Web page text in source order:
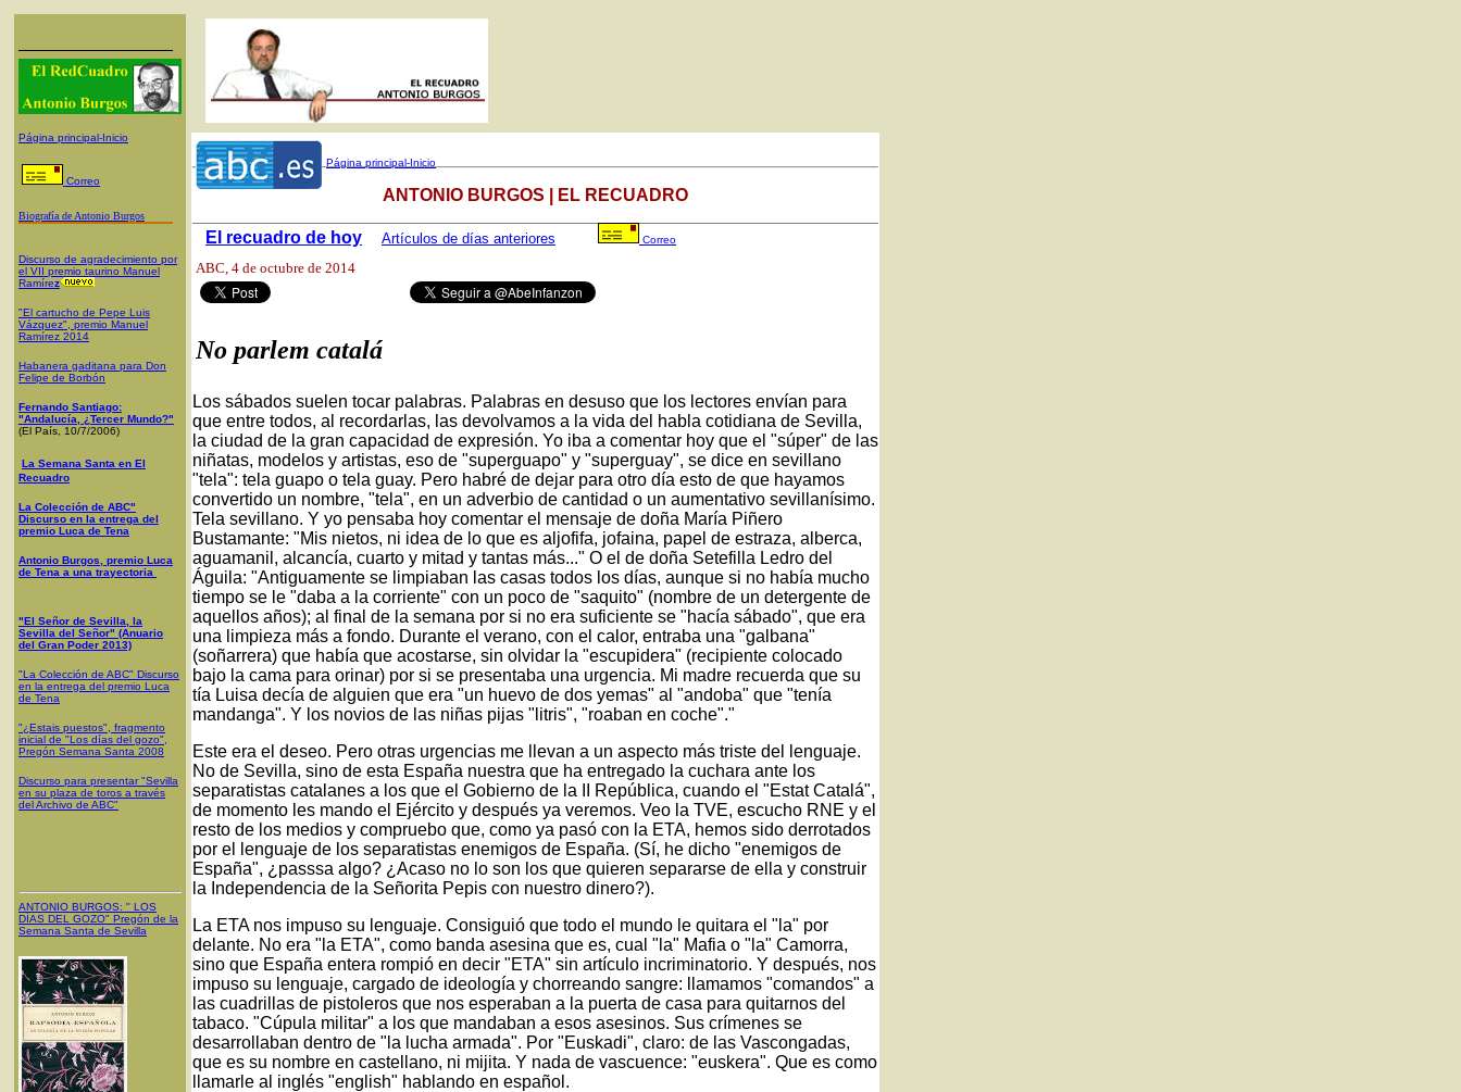
Página principal-Inicio
Correo
Biografía de Antonio Burgos
Discurso de agradecimiento por
el VII premio taurino Manuel
Ramírez
"El cartucho de Pepe Luis
Vázquez", premio Manuel
Ramírez 2014
Habanera gaditana para Don
Felipe de Borbón
Fernando Santiago:
"Andalucía, ¿Tercer Mundo?"
(El País, 10/7/2006)
La Semana Santa en El
Recuadro
La Colección de ABC"
Discurso en la entrega del
premio Luca de Tena
Antonio Burgos, premio Luca
de Tena a una trayectoria
"El Señor de Sevilla, la
Sevilla del Señor" (Anuario
del Gran Poder 2013)
"La Colección de ABC" Discurso
en la entrega del premio Luca
de Tena
"¿Estais puestos", fragmento
inicial de "Los días del gozo",
Pregón Semana Santa 2008
Discurso para presentar "Sevilla
en su plaza de toros a través
del Archivo de ABC"
ANTONIO BURGOS: " LOS
DÍAS DEL GOZO" Pregón de la
Semana Santa de Sevilla
Página principal-Inicio
El recuadro de hoy Artículos de días anteriores Correo
ANTONIO BURGOS | EL RECUADRO
ABC, 4 de octubre de 2014
No parlem catalá
Los sábados suelen tocar palabras. Palabras en desuso que los lectores envían para
que entre todos, al recordarlas, las devolvamos a la vida del habla cotidiana de Sevilla,
la ciudad de la gran capacidad de expresión. Yo iba a comentar hoy que el "súper" de las
niñatas, modelos y artistas, eso de "superguapo" y "superguay", se dice en sevillano
"tela": tela guapo o tela guay. Pero habré de dejar para otro día esto de que hayamos
convertido un nombre, "tela", en un adverbio de cantidad o un aumentativo sevillanísimo.
Tela sevillano. Y yo pensaba hoy comentar el mensaje de doña María Piñero
Bustamante: "Mis nietos, ni idea de lo que es aljofifa, jofaina, papel de estraza, alberca,
aguamanil, alcancía, cuarto y mitad y tantas más..." O el de doña Setefilla Ledro del
Águila: "Antiguamente se limpiaban las casas todos los días, aunque si no había mucho
tiempo se le "daba a la corriente" con un poco de "saquito" (nombre de un detergente de
aquellos años); al final de la semana por si no era suficiente se "hacía sábado", que era
una limpieza más a fondo. Durante el verano, con el calor, entraba una "galbana"
(soñarrera) que había que acostarse, sin olvidar la "escupidera" (recipiente colocado
bajo la cama para orinar) por si se presentaba una urgencia. Mi madre recuerda que su
tía Luisa decía de alguien que era "un huevo de dos yemas" al "andoba" que "tenía
mandanga". Y los novios de las niñas pijas "litris", "roaban en coche"."
Este era el deseo. Pero otras urgencias me llevan a un aspecto más triste del lenguaje.
No de Sevilla, sino de esta España nuestra que ha entregado la cuchara ante los
separatistas catalanes a los que el Gobierno de la II República, cuando el "Estat Catalá",
de momento les mando el Ejército y después ya veremos. Veo la TVE, escucho RNE y el
resto de los medios y compruebo que, como ya pasó con la ETA, hemos sido derrotados
por el lenguaje de los separatistas enemigos de España. (Sí, he dicho "enemigos de
España", ¿passsa algo? ¿Acaso no lo son los que quieren separarse de ella y construir
la Independencia de la Señorita Pepis con nuestro dinero?).
La ETA nos impuso su lenguaje. Consiguió que todo el mundo le quitara el "la" por
delante. No era "la ETA", como banda asesina que es, cual "la" Mafia o "la" Camorra,
sino que España entera rompió en decir "ETA" sin artículo incriminatorio. Y después, nos
impuso su lenguaje, cargado de ideología y chorreando sangre: llamamos "comandos" a
las cuadrillas de pistoleros que nos esperaban a la puerta de casa para quitarnos del
tabaco. "Cúpula militar" a los que mandaban a esos asesinos. Sus crímenes se
desarrollaban dentro de "la lucha armada". Por "Euskadi", claro: de las Vascongadas,
que es su nombre en castellano, ni mijita. Y nada de vascuence: "euskera". Que es como
llamarle al inglés "english" hablando en español.